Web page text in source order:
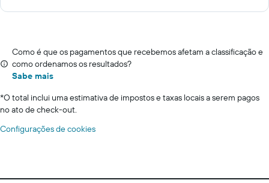
Como é que os pagamentos que recebemos afetam a classificação e
como ordenamos os resultados?
Sabe mais
*O total inclui uma estimativa de impostos e taxas locais a serem pagos
no ato de check-out.
Configurações de cookies